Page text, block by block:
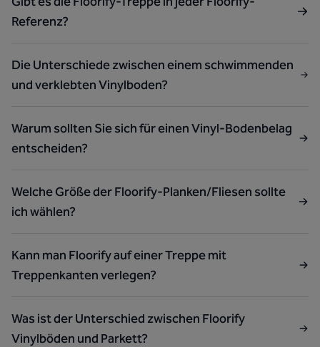
Referenz?
Die Unterschiede zwischen einem schwimmenden
und verklebten Vinylboden?
Warum sollten Sie sich für einen Vinyl-Bodenbelag
entscheiden?
Welche Größe der Floorify-Planken/Fliesen sollte
ich wählen?
Kann man Floorify auf einer Treppe mit
Treppenkanten verlegen?
Was ist der Unterschied zwischen Floorify
Vinylböden und Parkett?